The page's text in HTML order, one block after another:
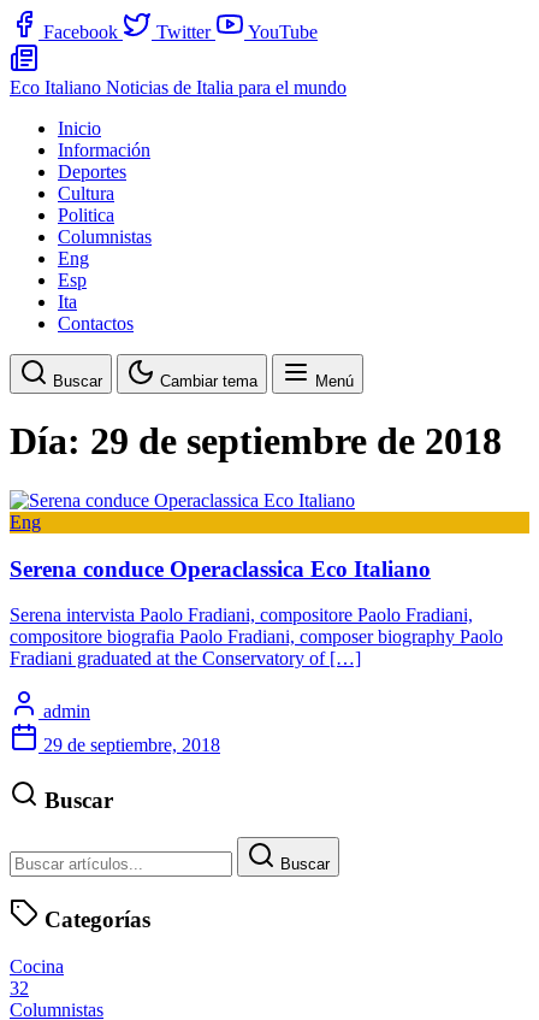
Facebook Twitter YouTube
Eco Italiano Noticias de Italia para el mundo
Inicio
Información
Deportes
Cultura
Politica
Columnistas
Eng
Esp
Ita
Contactos
Buscar Cambiar tema Menú
Día: 29 de septiembre de 2018
Eng
Serena conduce Operaclassica Eco Italiano
Serena intervista Paolo Fradiani, compositore Paolo Fradiani,
compositore biografia Paolo Fradiani, composer biography Paolo
Fradiani graduated at the Conservatory of […]
admin
29 de septiembre, 2018
Buscar
Buscar
Categorías
Cocina
32
Columnistas